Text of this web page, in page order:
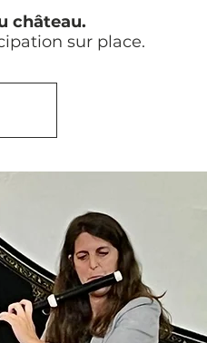
château.
sur place.